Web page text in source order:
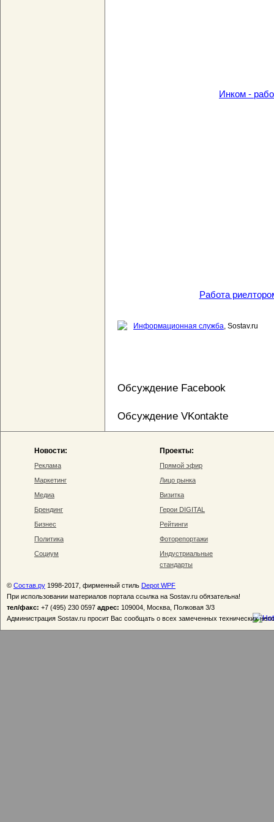
Инком -
Работа
Информационная служба, Sostav.ru
Обсуждение Facebook
Обсуждение VKontakte
Новости:
Реклама
Маркетинг
Медиа
Брендинг
Бизнес
Политика
Социум
Проекты:
Прямой эфир
Лицо рынка
Визитка
Герои DIGITAL
Рейтинги
Фоторепортажи
Индустриальные
стандарты
© Состав.ру 1998-2017, фирменный стиль Depot WPF
При использовании материалов портала ссылка на Sostav.ru обязательна!
тел/факс: +7 (495) 230 0597 адрес: 109004, Москва, Полковая 3/3
Администрация Sostav.ru просит Вас сообщать о всех замеченных технических